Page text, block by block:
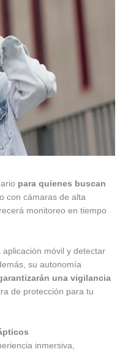
para quienes buscan
con cámaras de alta
monitoreo en tiempo
móvil y detectar
su autonomía
una vigilancia
de protección para tu
inmersiva,